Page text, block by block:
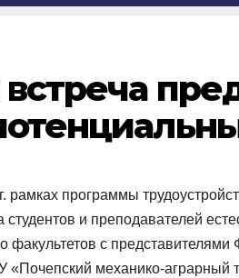
встреча
рамках программы
студентов и преподавателей
факультетов с
механико-аграрный